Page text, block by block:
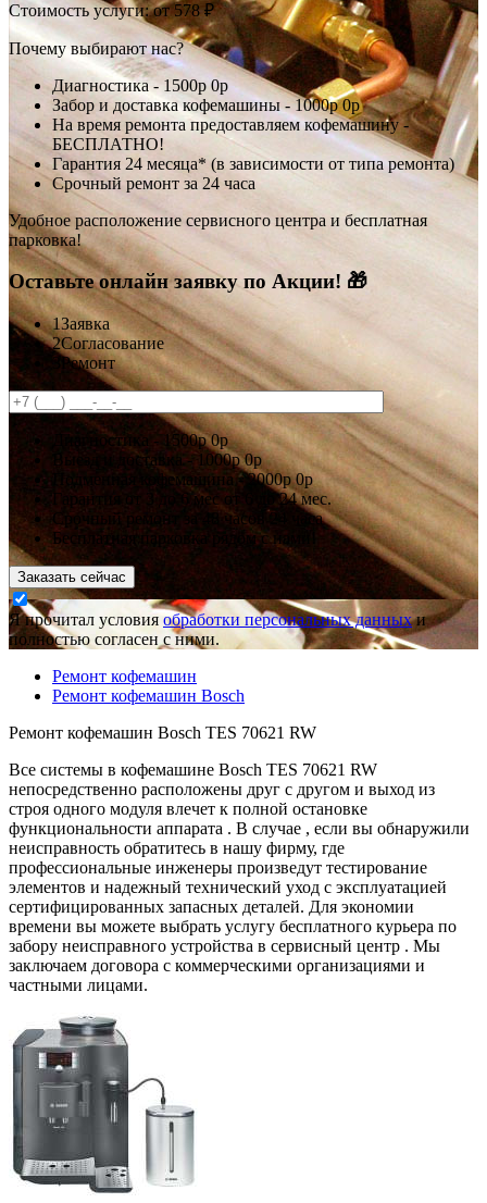
Стоимость услуги:от 578 ₽
Почему выбирают нас?
Диагностика - 1500р 0р
Забор и доставка кофемашины - 1000р0р
На время ремонта предоставляем кофемашину -
БЕСПЛАТНО!
Гарантия 24 месяца* (в зависимости от типа ремонта)
Срочный ремонт за 24 часа
Удобное расположение сервисного центра и бесплатная
парковка!
Оставьте онлайн заявку по Акции! 🎁
1Заявка
2Согласование
3 Ремонт
Диагностика -1500р0р
Выезд и доставка -1000р0р
Подменная кофемашина -2000р0р
Гарантия
от 3 до 6 мес от 6 до 24 мес.
Срочный ремонт за
48 часов 24 часа
Бесплатная парковка рядом с нами!
Заказать сейчас
Я прочитал условия обработки персональных данныхи
полностью согласен с ними.
Ремонт кофемашин
Ремонт кофемашин Bosch
Ремонт кофемашин Bosch TES 70621 RW
Все системы в кофемашине Bosch TES 70621 RW
непосредственно расположены друг с другом и выход из
строя одного модуля влечет к полной остановке
функциональности аппарата . В случае , если вы обнаружили
неисправность обратитесь в нашу фирму, где
профессиональные инженеры произведут тестирование
элементов и надежный технический уход с эксплуатацией
сертифицированных запасных деталей. Для экономии
времени вы можете выбрать услугу бесплатного курьера по
забору неисправного устройства в сервисный центр . Мы
заключаем договора с коммерческими организациями и
частными лицами.